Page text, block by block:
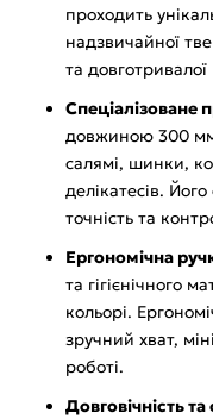
проходить
надзвичайної
та довготривалої
Спеціалізоване
довжиною 300 мм
салямі, шинки,
делікатесів.
точність та
Ергономічна
та гігієнічного
кольорі.
зручний хват,
роботі.
Довговічність та